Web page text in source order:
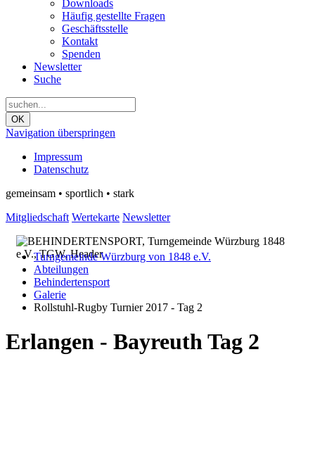
Downloads
Häufig gestellte Fragen
Geschäftsstelle
Kontakt
Spenden
Newsletter
Suche
OK
Navigation überspringen
Impressum
Datenschutz
gemeinsam • sportlich • stark
Mitgliedschaft Wertekarte Newsletter
Turngemeinde Würzburg von 1848 e.V.
Abteilungen
Behindertensport
Galerie
Rollstuhl-Rugby Turnier 2017 - Tag 2
Erlangen - Bayreuth Tag 2